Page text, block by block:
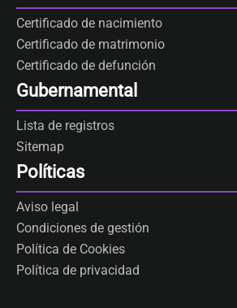
Certificado de nacimiento
Certificado de matrimonio
Certificado de defunción
Gubernamental
Lista de registros
Sitemap
Políticas
Aviso legal
Condiciones de gestión
Política de Cookies
Política de privacidad